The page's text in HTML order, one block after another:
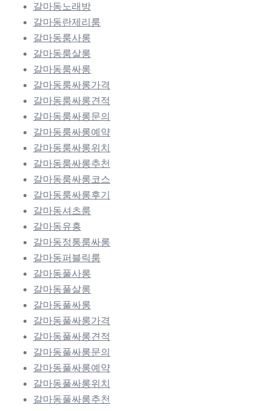
갈마동노래방
갈마동란제리룸
갈마동룸사롱
갈마동룸살롱
갈마동룸싸롱
갈마동룸싸롱가격
갈마동룸싸롱견적
갈마동룸싸롱문의
갈마동룸싸롱예약
갈마동룸싸롱위치
갈마동룸싸롱추천
갈마동룸싸롱코스
갈마동룸싸롱후기
갈마동셔츠룸
갈마동유흥
갈마동정통룸싸롱
갈마동퍼블릭룸
갈마동풀사롱
갈마동풀살롱
갈마동풀싸롱
갈마동풀싸롱가격
갈마동풀싸롱견적
갈마동풀싸롱문의
갈마동풀싸롱예약
갈마동풀싸롱위치
갈마동풀싸롱추천